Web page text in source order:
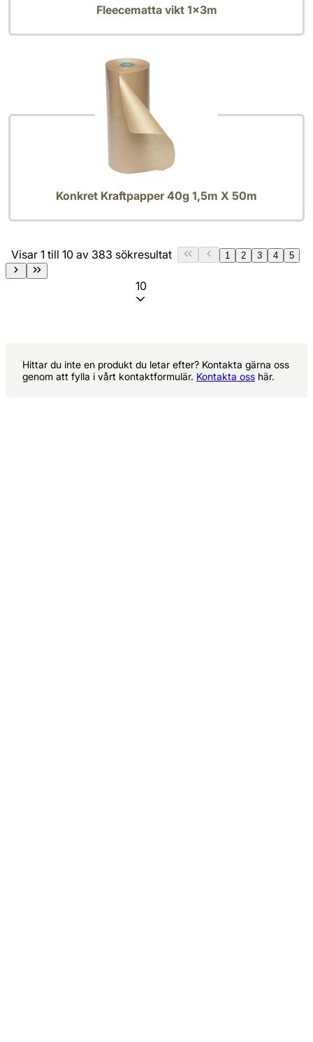
Fleecematta vikt 1x3m
Konkret Kraftpapper 40g 1,5m X 50m
Visar 1 till 10 av 383 sökresultat 1 2 3 4 5
10
Hittar du inte en produkt du letar efter? Kontakta gärna oss
genom att fylla i vårt kontaktformulär. Kontakta oss här.